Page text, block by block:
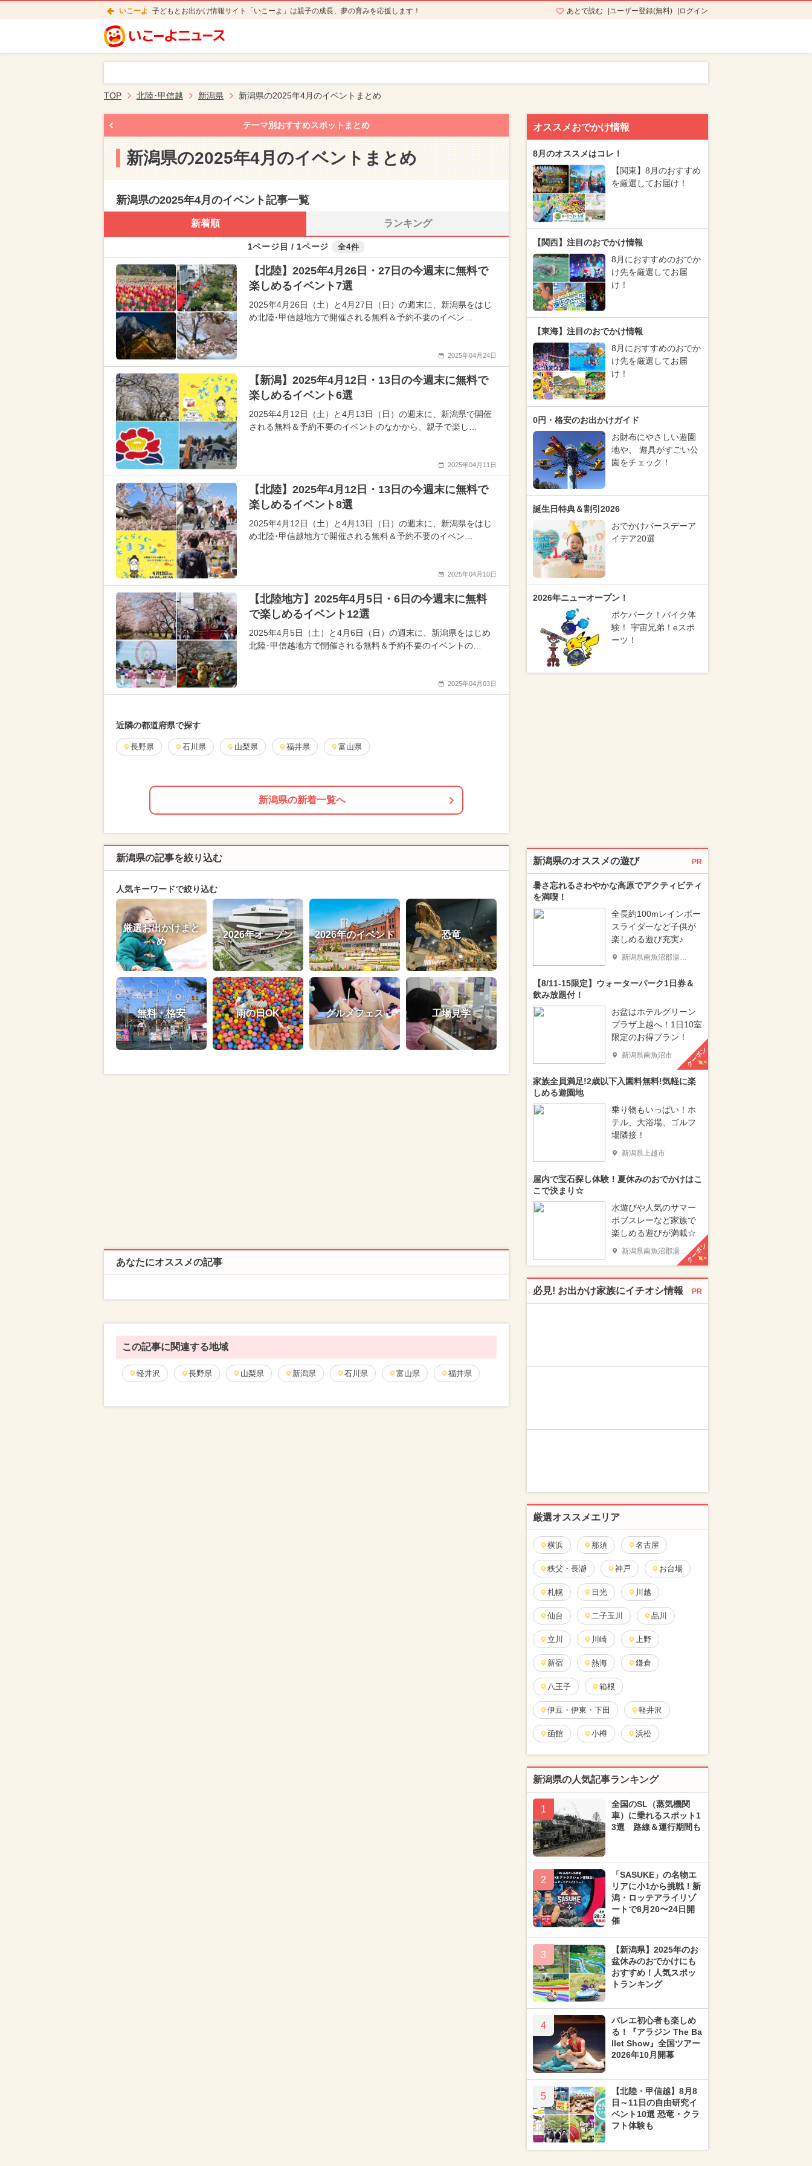
いこーよ 子どもとお出かけ情報サイト「いこーよ」は親子の成長、夢の育みを応援します！ あとで読む ユーザー登録(無料) ログイン
TOP 北陸･甲信越 新潟県 新潟県の2025年4月のイベントまとめ
テーマ別おすすめスポットまとめ
新潟県の2025年4月のイベントまとめ
新潟県の2025年4月のイベント記事一覧
新着順 ランキング
1ページ目 / 1ページ 全4件
【北陸】2025年4月26日・27日の今週末に無料で
楽しめるイベント7選
2025年4月26日（土）と4月27日（日）の週末に、新潟県をはじ
め北陸･甲信越地方で開催される無料＆予約不要のイベン…
2025年04月24日
【新潟】2025年4月12日・13日の今週末に無料で
楽しめるイベント6選
2025年4月12日（土）と4月13日（日）の週末に、新潟県で開催
される無料＆予約不要のイベントのなかから、親子で楽し…
2025年04月11日
【北陸】2025年4月12日・13日の今週末に無料で
楽しめるイベント8選
2025年4月12日（土）と4月13日（日）の週末に、新潟県をはじ
め北陸･甲信越地方で開催される無料＆予約不要のイベン…
2025年04月10日
【北陸地方】2025年4月5日・6日の今週末に無料
で楽しめるイベント12選
2025年4月5日（土）と4月6日（日）の週末に、新潟県をはじめ
北陸･甲信越地方で開催される無料＆予約不要のイベントの…
2025年04月03日
近隣の都道府県で探す
長野県 石川県 山梨県 福井県 富山県
新潟県の新着一覧へ
新潟県の記事を絞り込む
人気キーワードで絞り込む
厳選お出かけまと
め
2026年オープン 2026年のイベント 恐竜
無料・格安 雨の日OK グルメフェス 工場見学
あなたにオススメの記事
この記事に関連する地域
軽井沢 長野県 山梨県 新潟県 石川県 富山県 福井県
オススメおでかけ情報
8月のオススメはコレ！
【関東】8月のおすすめ
を厳選してお届け！
【関西】注目のおでかけ情報
8月におすすめのおでか
け先を厳選してお届
け！
【東海】注目のおでかけ情報
8月におすすめのおでか
け先を厳選してお届
け！
0円・格安のお出かけガイド
お財布にやさしい遊園
地や、 遊具がすごい公
園をチェック！
誕生日特典＆割引2026
おでかけバースデーア
イデア20選
2026年ニューオープン！
ポケパーク！バイク体
験！ 宇宙兄弟！eスポ
ーツ！
新潟県のオススメの遊び PR
暑さ忘れるさわやかな高原でアクティビティ
を満喫！
全長約100mレインボー
スライダーなど子供が
楽しめる遊び充実♪
新潟県南魚沼郡湯沢町
【8/11-15限定】ウォーターパーク1日券＆
飲み放題付！
お盆はホテルグリーン
プラザ上越へ！1日10室
限定のお得プラン！
新潟県南魚沼市 クーポン
家族全員満足!2歳以下入園料無料!気軽に楽
しめる遊園地
乗り物もいっぱい！ホ
テル、大浴場、ゴルフ
場隣接！
新潟県上越市
屋内で宝石探し体験！夏休みのおでかけはこ
こで決まり☆
水遊びや人気のサマー
ボブスレーなど家族で
楽しめる遊びが満載☆
新潟県南魚沼郡湯沢町 クーポン
必見! お出かけ家族にイチオシ情報 PR
厳選オススメエリア
横浜 那須 名古屋
秩父・長瀞 神戸 お台場
札幌 日光 川越
仙台 二子玉川 品川
立川 川崎 上野
新宿 熱海 鎌倉
八王子 箱根
伊豆・伊東・下田 軽井沢
函館 小樽 浜松
新潟県の人気記事ランキング
1
全国のSL（蒸気機関
車）に乗れるスポット1
3選 路線＆運行期間も
2
「SASUKE」の名物エ
リアに小1から挑戦！新
潟・ロッテアライリゾ
ートで8月20〜24日開
催
3
【新潟県】2025年のお
盆休みのおでかけにも
おすすめ！人気スポッ
トランキング
4
バレエ初心者も楽しめ
る！『アラジン The Ba
llet Show』全国ツアー
2026年10月開幕
5
【北陸・甲信越】8月8
日～11日の自由研究イ
ベント10選 恐竜・クラ
フト体験も